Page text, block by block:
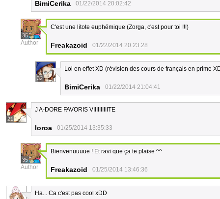
BimiCerika 01/22/2014 20:02:42
35
Author
C'est une litote euphémique (Zorga, c'est pour toi !!!)
Freakazoid 01/22/2014 20:23:28
32
Lol en effet XD (révision des cours de français en prime
BimiCerika 01/22/2014 21:04:41
21
J A-DORE FAVORIS VIIIIIIIIIITE
loroa 01/25/2014 13:35:33
35
Author
Bienvenuuuue ! Et ravi que ça te plaise ^^
Freakazoid 01/25/2014 13:46:36
Ha... Ca c'est pas cool xDD